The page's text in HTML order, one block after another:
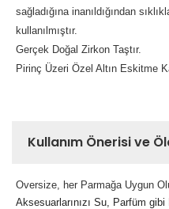
sağladığına inanıldığından
kullanılmıştır.
Gerçek Doğal Zirkon Taştır.
Pirinç Üzeri Özel Altın Eskitme
Kullanım Önerisi ve
Oversize, her Parmağa Uygun
Aksesuarlarınızı Su, Parfüm